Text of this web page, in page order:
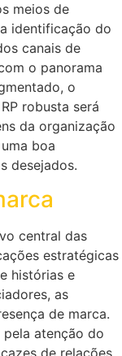
meios de
identificação do
canais de
o panorama
o
robusta será
da organização
boa
desejados.
central das
estratégicas
histórias e
as
de marca.
atenção do